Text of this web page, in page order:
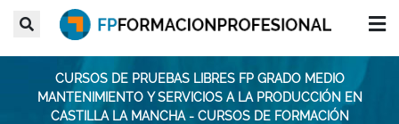
CURSOS DE PRUEBAS LIBRES FP GRADO MEDIO
MANTENIMIENTO Y SERVICIOS A LA PRODUCCIÓN EN
CASTILLA LA MANCHA - CURSOS DE FORMACIÓN